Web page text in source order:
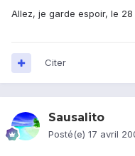
Allez, je garde espoir, le
Citer
Sausalito
Posté(e) 17 avril